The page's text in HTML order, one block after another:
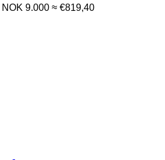
NOK 9.000 ≈ €819,40